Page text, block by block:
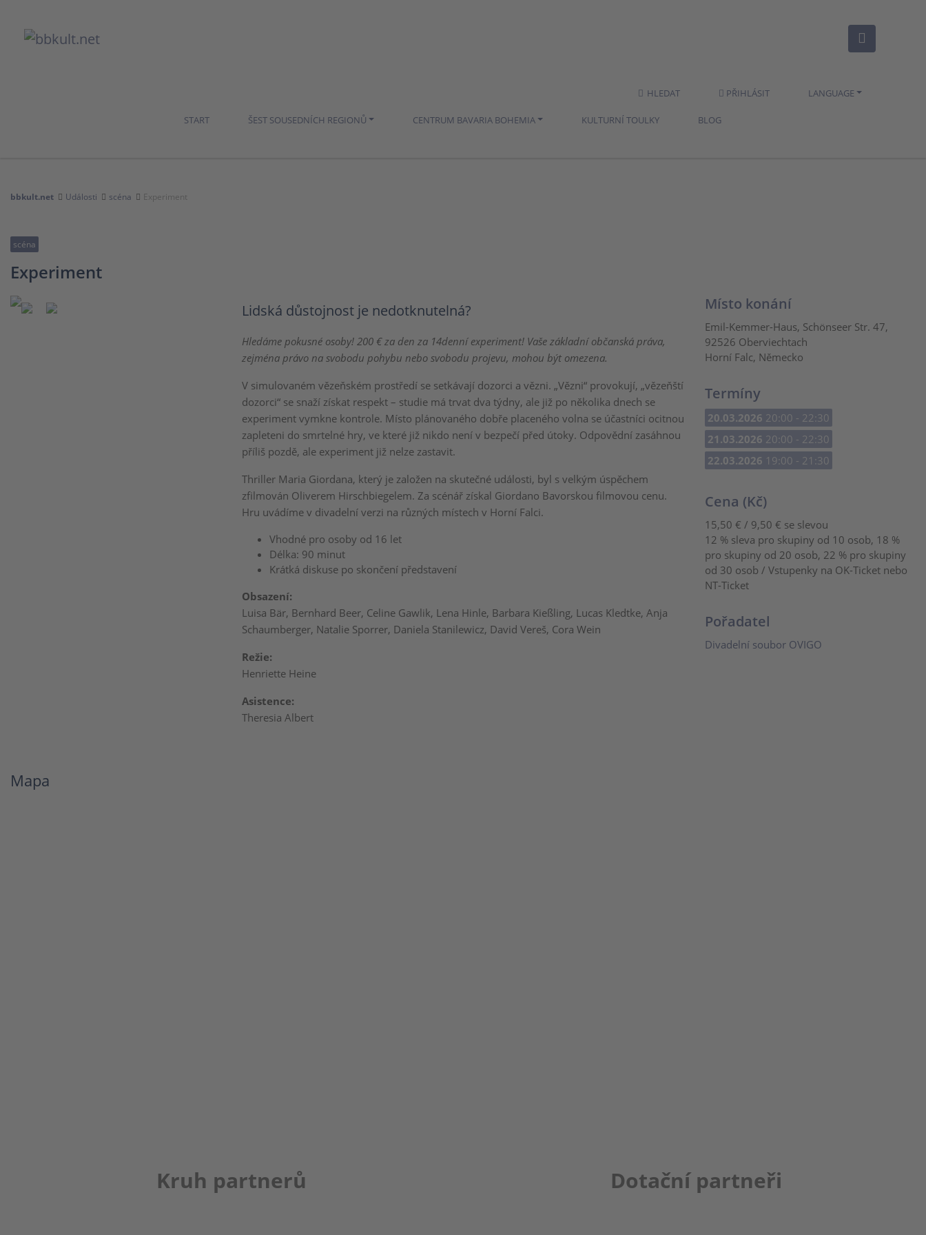
HLEDAT PŘIHLÁSIT LANGUAGE
START ŠEST SOUSEDNÍCH REGIONŮ CENTRUM BAVARIA BOHEMIA KULTURNÍ TOULKY BLOG
bbkult.net Události scéna Experiment
scéna
Experiment
Lidská důstojnost je nedotknutelná?
Hledáme pokusné osoby! 200 € za den za 14denní experiment! Vaše základní občanská práva,
zejména právo na svobodu pohybu nebo svobodu projevu, mohou být omezena.
V simulovaném vězeňském prostředí se setkávají dozorci a vězni. „Vězni“ provokují, „vězeňští
dozorci“ se snaží získat respekt – studie má trvat dva týdny, ale již po několika dnech se
experiment vymkne kontrole. Místo plánovaného dobře placeného volna se účastníci ocitnou
zapleteni do smrtelné hry, ve které již nikdo není v bezpečí před útoky. Odpovědní zasáhnou
příliš pozdě, ale experiment již nelze zastavit.
Thriller Maria Giordana, který je založen na skutečné události, byl s velkým úspěchem
zfilmován Oliverem Hirschbiegelem. Za scénář získal Giordano Bavorskou filmovou cenu.
Hru uvádíme v divadelní verzi na různých místech v Horní Falci.
Vhodné pro osoby od 16 let
Délka: 90 minut
Krátká diskuse po skončení představení
Obsazení:
Luisa Bär, Bernhard Beer, Celine Gawlik, Lena Hinle, Barbara Kießling, Lucas Kledtke, Anja
Schaumberger, Natalie Sporrer, Daniela Stanilewicz, David Vereš, Cora Wein
Režie:
Henriette Heine
Asistence:
Theresia Albert
Místo konání
Emil-Kemmer-Haus, Schönseer Str. 47,
92526 Oberviechtach
Horní Falc, Německo
Termíny
20.03.2026 20:00 - 22:30
21.03.2026 20:00 - 22:30
22.03.2026 19:00 - 21:30
Cena (Kč)
15,50 € / 9,50 € se slevou
12 % sleva pro skupiny od 10 osob, 18 %
pro skupiny od 20 osob, 22 % pro skupiny
od 30 osob / Vstupenky na OK-Ticket nebo
NT-Ticket
Pořadatel
Divadelní soubor OVIGO
Mapa
Kruh partnerů Dotační partneři